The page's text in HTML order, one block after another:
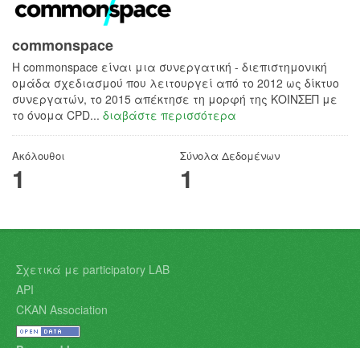
commonspace
H commonspace είναι μια συνεργατική - διεπιστημονική
ομάδα σχεδιασμού που λειτουργεί από το 2012 ως δίκτυο
συνεργατών, το 2015 απέκτησε τη μορφή της ΚΟΙΝΣΕΠ με
το όνομα CPD... διαβάστε περισσότερα
Ακόλουθοι
1
Σύνολα Δεδομένων
1
Σχετικά με participatory LAB
API
CKAN Association